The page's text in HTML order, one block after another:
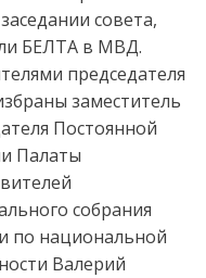
совета,
БЕЛТА в МВД.
председателя
заместитель
Постоянной
Палаты
собрания
по национальной
Валерий